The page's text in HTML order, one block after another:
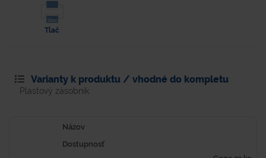
Tlač
Varianty k produktu / vhodné do kompletu
Plastový zásobník
Názov
Dostupnosť